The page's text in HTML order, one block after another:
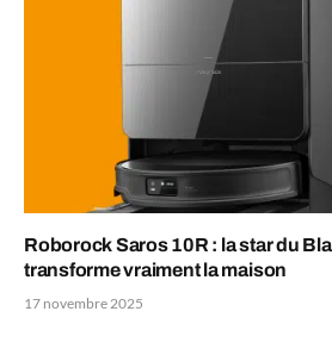
Roborock Saros 10R : la star du
transforme vraiment la maison
17 novembre 2025